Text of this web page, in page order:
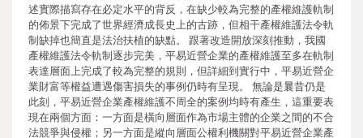
述實際描寫存在必定水平的背反，在缺少較為完整的產權維護軌制
的佈景下完成了世界經濟成長史上的古跡，但相干產權維護法令軌
制缺掉也簡直是法治扶植的缺點。 跟著改造開放深刻推動，我國
產權維護法令軌制逐步完美，平易近營企業的產權維護至多在軌制
表達層面上完成了較為完整的規則，但詳細到實行中，平易近營企
業財富等權益遭遇傷害損失的事例仍時有呈現。 無論是曩昔仍是
此刻，平易近營企業產權維護不周全的案例均時有產生，這重要表
現在兩個方面：一方面是橫向層面作為市場主體的企業之間的不合
法競爭與侵權；另一方面是縱向層面公權利機關對平易近營企業產